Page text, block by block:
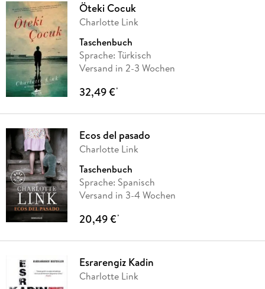
Öteki Cocuk
Charlotte Link
Taschenbuch
Sprache: Türkisch
Versand in 2-3 Wochen
32,49 €*
Ecos del pasado
Charlotte Link
Taschenbuch
Sprache: Spanisch
Versand in 3-4 Wochen
20,49 €*
Esrarengiz Kadin
Charlotte Link